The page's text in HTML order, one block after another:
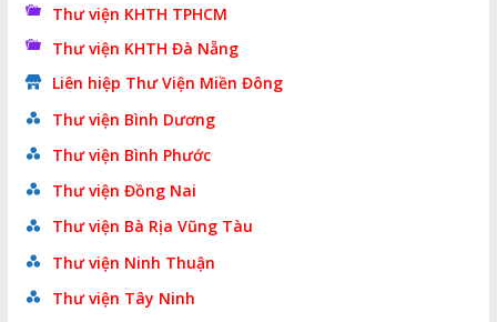
Thư viện KHTH TPHCM
Thư viện KHTH Đà Nẵng
Liên hiệp Thư Viện Miền Đông
Thư viện Bình Dương
Thư viện Bình Phước
Thư viện Đồng Nai
Thư viện Bà Rịa Vũng Tàu
Thư viện Ninh Thuận
Thư viện Tây Ninh